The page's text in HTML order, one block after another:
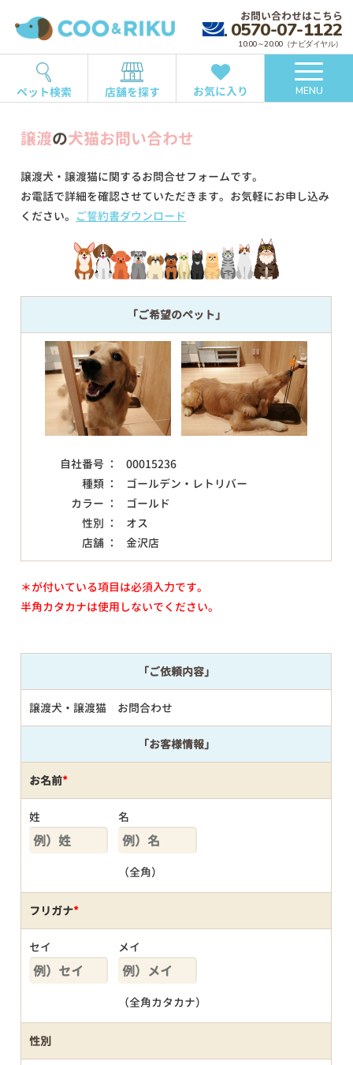
お問い合わせはこちら
0570-07-1122
10:00～20:00（ナビダイヤル）
ペット検索 店舗を探す お気に入り MENU
譲渡の犬猫お問い合わせ
譲渡犬・譲渡猫に関するお問合せフォームです。
お電話で詳細を確認させていただきます。お気軽にお申し込み
ください。 ご誓約書ダウンロード
「ご希望のペット」
自社番号 ：
00015236
種類 ：
ゴールデン・レトリバー
カラー ：
ゴールド
性別 ：
オス
店舗 ：
金沢店
＊が付いている項目は必須入力です。
半角カタカナは使用しないでください。
「ご依頼内容」
譲渡犬・譲渡猫 お問合わせ
「お客様情報」
お名前*
姓 名
（全角）
フリガナ*
セイ メイ
（全角カタカナ）
性別